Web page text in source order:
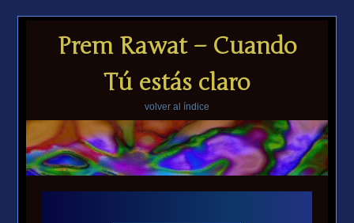
Prem Rawat – Cuando
Tú estás claro
volver al índice